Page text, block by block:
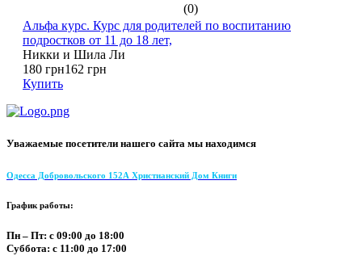
(0)
Альфа курс. Курс для родителей по воспитанию
подростков от 11 до 18 лет,
Никки и Шила Ли
180 грн162 грн
Купить
Уважаемые посетители нашего сайта мы находимся
Одесса Добровольского 152А Христианский Дом Книги
График работы:
Пн – Пт: с 09:00 до 18:00
Суббота: с 11:00 до 17:00